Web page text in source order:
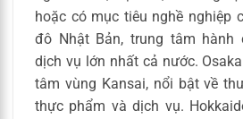
hoặc có mục tiêu nghề nghiệp
đô Nhật Bản, trung tâm hành
dịch vụ lớn nhất cả nước.
tâm vùng Kansai, nổi bật về
thực phẩm và dịch vụ.